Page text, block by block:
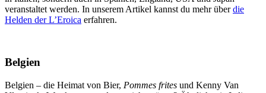
veranstaltet werden. In unserem Artikel kannst du mehr überdie
Helden der L’Eroica erfahren.
Belgien
Belgien – die Heimat von Bier, Pommes frites und Kenny Van